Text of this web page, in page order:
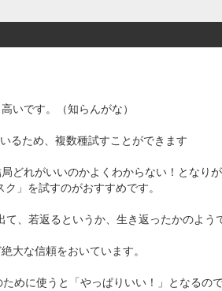
いです。（知らんがな）
るため、複数種試すことができます
どれがいいのかよくわからない！となり
」を試すのがおすすめです。
て、若返るというか、生き返ったかのよう
大な信頼をおいています。
めに使うと「やっぱりいい！」となるの